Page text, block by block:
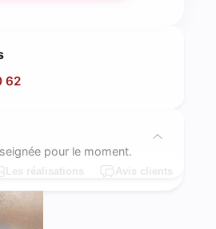
62
pour le moment.
Les réalisations Avis clients